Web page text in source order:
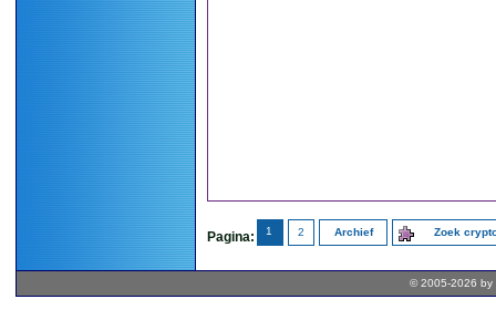
Pagina: 1 2 Archief Zoek
© 2005-2026 by